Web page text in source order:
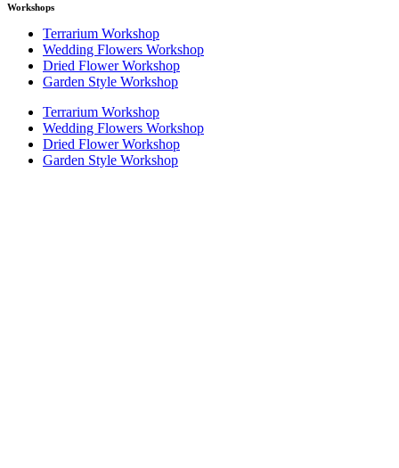
Workshops
Terrarium Workshop
Wedding Flowers Workshop
Dried Flower Workshop
Garden Style Workshop
Terrarium Workshop
Wedding Flowers Workshop
Dried Flower Workshop
Garden Style Workshop